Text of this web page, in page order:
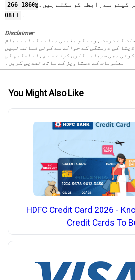
کیئر سے رابطہ کر سکتے ہیں۔
@1860 266
0811 .
Disclaimer:
کے درست ہونے کو یقینی بنانے کے لیے تمام
کی درستگی کے حوالے سے کوئی ضمانت نہیں
بھی سرمایہ کاری کرنے سے پہلے اسکیم کی
معلومات کے دستاویز کے ساتھ تصدیق کریں۔
You Might Also Like
HDFC Credit Card 2026 -
Credit Cards To